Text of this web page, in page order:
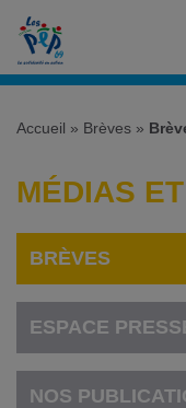
Accueil » Brèves »
MÉDIAS
BRÈVES
ESPACE
NOS